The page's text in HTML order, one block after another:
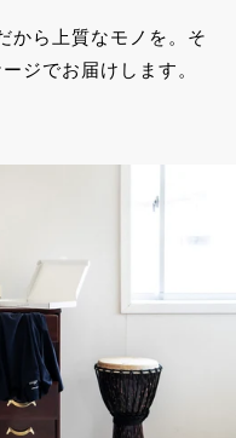
から上質なモノを。そ
ジでお届けします。